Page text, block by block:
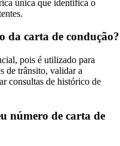
única que identifica o
da carta de condução?
pois é utilizado para
de trânsito, validar a
consultas de histórico de
número de carta de